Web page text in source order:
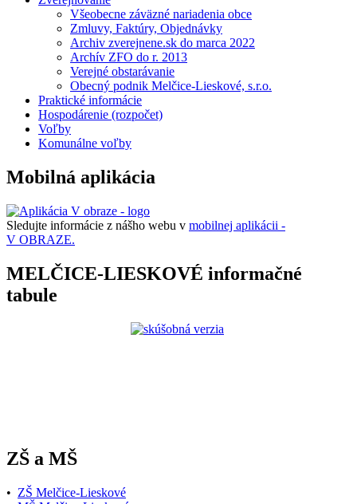
Všeobecne záväzné nariadenia obce
Zmluvy, Faktúry, Objednávky
Archiv zverejnene.sk do marca 2022
Archív ZFO do r. 2013
Verejné obstarávanie
Obecný podnik Melčice-Lieskové, s.r.o.
Praktické informácie
Hospodárenie (rozpočet)
Voľby
Komunálne voľby
Mobilná aplikácia
Sledujte informácie z nášho webu v mobilnej aplikácii -
V OBRAZE.
MELČICE-LIESKOVÉ informačné
tabule
ZŠ a MŠ
• ZŠ Melčice-Lieskové